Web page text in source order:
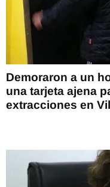
Demoraron a un
una tarjeta ajena
extracciones en